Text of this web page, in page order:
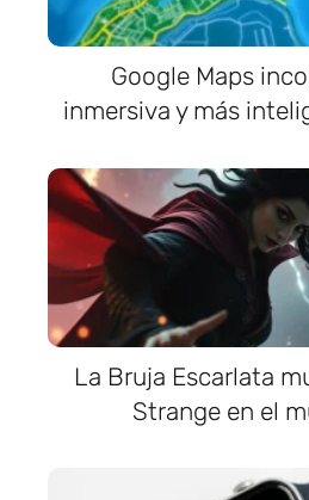
Google Maps
inmersiva y más
La Bruja Escarlata
Strange en el